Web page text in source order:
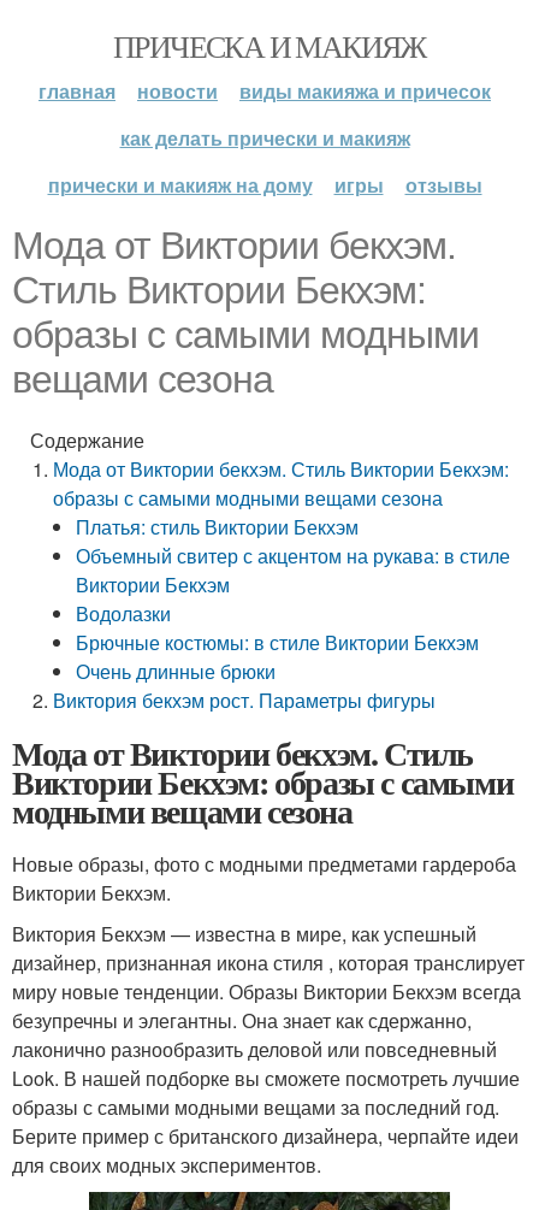
ПРИЧЕСКА И МАКИЯЖ
главная новости
виды макияжа и причесок
как делать прически и макияж
прически и макияж на дому
игры отзывы
Мода от Виктории бекхэм.
Стиль Виктории Бекхэм:
образы с самыми модными
вещами сезона
Содержание
Мода от Виктории бекхэм. Стиль Виктории Бекхэм:
образы с самыми модными вещами сезона
Платья: стиль Виктории Бекхэм
Объемный свитер с акцентом на рукава: в стиле
Виктории Бекхэм
Водолазки
Брючные костюмы: в стиле Виктории Бекхэм
Очень длинные брюки
Виктория бекхэм рост. Параметры фигуры
Мода от Виктории бекхэм. Стиль
Виктории Бекхэм: образы с самыми
модными вещами сезона
Новые образы, фото с модными предметами гардероба
Виктории Бекхэм.
Виктория Бекхэм — известна в мире, как успешный
дизайнер, признанная икона стиля , которая транслирует
миру новые тенденции. Образы Виктории Бекхэм всегда
безупречны и элегантны. Она знает как сдержанно,
лаконично разнообразить деловой или повседневный
Look. В нашей подборке вы сможете посмотреть лучшие
образы с самыми модными вещами за последний год.
Берите пример с британского дизайнера, черпайте идеи
для своих модных экспериментов.